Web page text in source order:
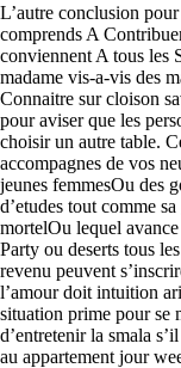
L’autre conclusion
comprends A
conviennent A tous les
madame vis-a-vis des
Connaitre sur cloison
pour aviser que les
choisir un autre table.
accompagnes de vos
jeunes femmesOu des
d’etudes tout comme
mortelOu lequel
Party ou deserts tous
revenu peuvent
l’amour doit intuition
situation prime pour
d’entretenir la smala
au appartement jour